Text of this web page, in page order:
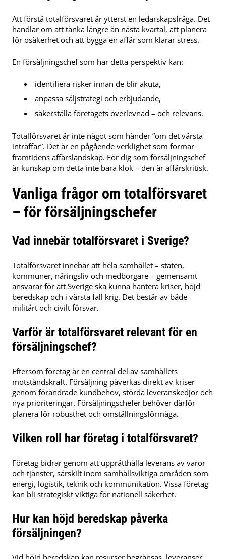
Att förstå totalförsvaret är ytterst en ledarskapsfråga. Det
handlar om att tänka längre än nästa kvartal, att planera
för osäkerhet och att bygga en affär som klarar stress.
En försäljningschef som har detta perspektiv kan:
identifiera risker innan de blir akuta,
anpassa säljstrategi och erbjudande,
säkerställa företagets överlevnad – och relevans.
Totalförsvaret är inte något som händer ”om det värsta
inträffar”. Det är en pågående verklighet som formar
framtidens affärslandskap. För dig som försäljningschef
är kunskap om detta inte bara klok – den är affärskritisk.
Vanliga frågor om totalförsvaret
– för försäljningschefer
Vad innebär totalförsvaret i Sverige?
Totalförsvaret innebär att hela samhället – staten,
kommuner, näringsliv och medborgare – gemensamt
ansvarar för att Sverige ska kunna hantera kriser, höjd
beredskap och i värsta fall krig. Det består av både
militärt och civilt försvar.
Varför är totalförsvaret relevant för en
försäljningschef?
Eftersom företag är en central del av samhällets
motståndskraft. Försäljning påverkas direkt av kriser
genom förändrade kundbehov, störda leveranskedjor och
nya prioriteringar. Försäljningschefer behöver därför
planera för robusthet och omställningsförmåga.
Vilken roll har företag i totalförsvaret?
Företag bidrar genom att upprätthålla leverans av varor
och tjänster, särskilt inom samhällsviktiga områden som
energi, logistik, teknik och kommunikation. Vissa företag
kan bli strategiskt viktiga för nationell säkerhet.
Hur kan höjd beredskap påverka
försäljningen?